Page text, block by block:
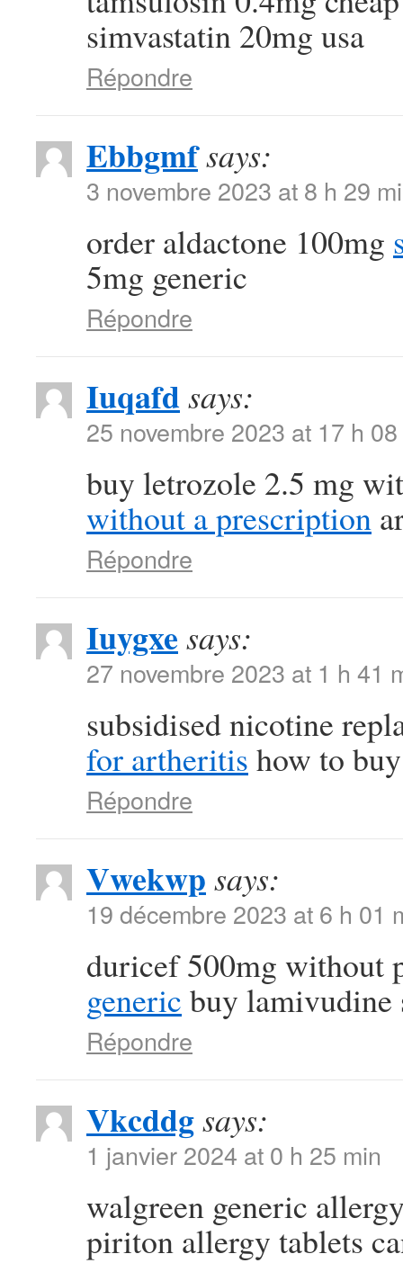
simvastatin 20mg usa
Répondre
Ebbgmfsays:
3 novembre 2023 at 8 h 29
order aldactone 100mg
5mg generic
Répondre
Iuqafdsays:
25 novembre 2023 at 17 h
buy letrozole 2.5 mg
without a prescription
Répondre
Iuygxe says:
27 novembre 2023 at 1 h 41
subsidised nicotine
for artheritis how to
Répondre
Vwekwp says:
19 décembre 2023 at 6 h 01
duricef 500mg without
generic buy lamivudine
Répondre
Vkcddgsays:
1 janvier 2024 at 0 h 25 min
walgreen generic
piriton allergy tablets